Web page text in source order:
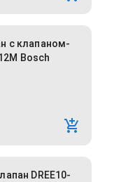
с клапаном-
Bosch
DREE10-